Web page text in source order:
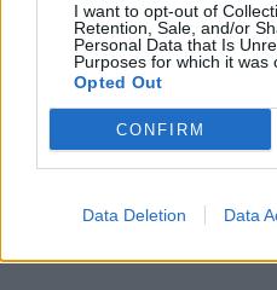
I want to opt-out of
Retention, Sale, and/or
Personal Data that Is
Purposes for which it was
Opted Out
CONFIRM
Data Deletion Data
Komentář
Zastupitelé
Příbram